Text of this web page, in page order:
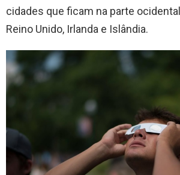
cidades que ficam na parte
Reino Unido, Irlanda e Islândia.